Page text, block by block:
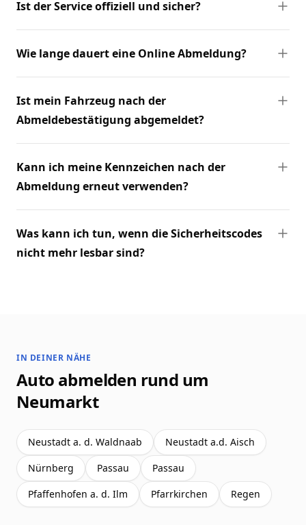
Ist der Service offiziell und sicher?
Wie lange dauert eine Online Abmeldung?
Ist mein Fahrzeug nach der
Abmeldebestätigung abgemeldet?
Kann ich meine Kennzeichen nach der
Abmeldung erneut verwenden?
Was kann ich tun, wenn die Sicherheitscodes
nicht mehr lesbar sind?
IN DEINER NÄHE
Auto abmelden rund um
Neumarkt
Neustadt a. d. Waldnaab
Neustadt a.d. Aisch
Nürnberg
Passau
Passau
Pfaffenhofen a. d. Ilm
Pfarrkirchen Regen